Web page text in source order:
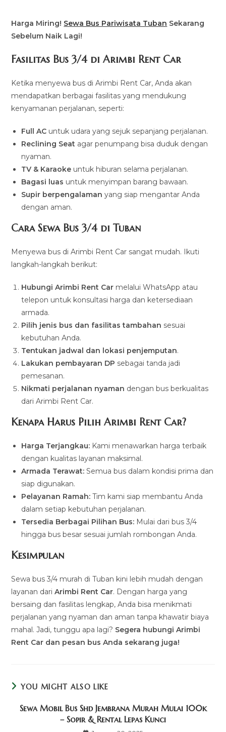
Harga Miring! Sewa Bus Pariwisata Tuban Sekarang
Sebelum Naik Lagi!
Fasilitas Bus 3/4 di Arimbi Rent Car
Ketika menyewa bus di Arimbi Rent Car, Anda akan
mendapatkan berbagai fasilitas yang mendukung
kenyamanan perjalanan, seperti:
Full AC untuk udara yang sejuk sepanjang perjalanan.
Reclining Seat agar penumpang bisa duduk dengan
nyaman.
TV & Karaoke untuk hiburan selama perjalanan.
Bagasi luas untuk menyimpan barang bawaan.
Supir berpengalaman yang siap mengantar Anda
dengan aman.
Cara Sewa Bus 3/4 di Tuban
Menyewa bus di Arimbi Rent Car sangat mudah. Ikuti
langkah-langkah berikut:
Hubungi Arimbi Rent Car melalui WhatsApp atau
telepon untuk konsultasi harga dan ketersediaan
armada.
Pilih jenis bus dan fasilitas tambahan sesuai
kebutuhan Anda.
Tentukan jadwal dan lokasi penjemputan.
Lakukan pembayaran DP sebagai tanda jadi
pemesanan.
Nikmati perjalanan nyaman dengan bus berkualitas
dari Arimbi Rent Car.
Kenapa Harus Pilih Arimbi Rent Car?
Harga Terjangkau: Kami menawarkan harga terbaik
dengan kualitas layanan maksimal.
Armada Terawat: Semua bus dalam kondisi prima dan
siap digunakan.
Pelayanan Ramah: Tim kami siap membantu Anda
dalam setiap kebutuhan perjalanan.
Tersedia Berbagai Pilihan Bus: Mulai dari bus 3/4
hingga bus besar sesuai jumlah rombongan Anda.
Kesimpulan
Sewa bus 3/4 murah di Tuban kini lebih mudah dengan
layanan dariArimbi Rent Car. Dengan harga yang
bersaing dan fasilitas lengkap, Anda bisa menikmati
perjalanan yang nyaman dan aman tanpa khawatir biaya
mahal. Jadi, tunggu apa lagi? Segera hubungi Arimbi
Rent Car dan pesan bus Anda sekarang juga!
YOU MIGHT ALSO LIKE
Sewa Mobil Bus Shd Jembrana Murah Mulai 100k
– Sopir & Rental Lepas Kunci